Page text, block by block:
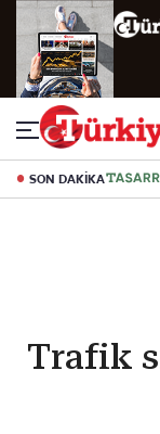
SON DAKİKA
Trafik